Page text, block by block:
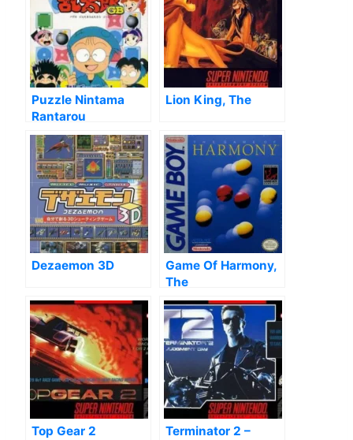
Puzzle Nintama
Rantarou
Lion King, The
Dezaemon 3D
Game Of Harmony,
The
Top Gear 2
Terminator 2 –